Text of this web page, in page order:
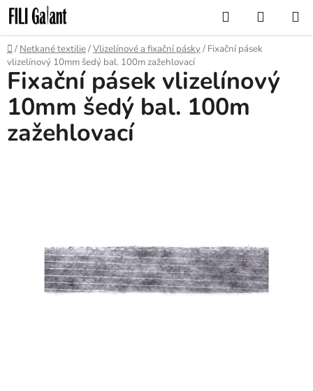
Přejít
na
obsah
Hledat
KOŠÍK
Domů
/ Netkané textilie/Vlizelínové a fixační pásky/ Fixační pásek
vlizelínový 10mm šedý bal. 100m zažehlovací
Fixační pásek vlizelínový
10mm šedý bal. 100m
zažehlovací